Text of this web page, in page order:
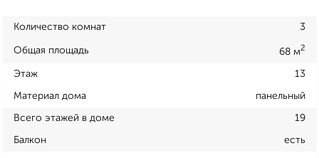
Количество комнат 3
Общая площадь 68 м2
Этаж 13
Материал дома панельный
Всего этажей в доме 19
Балкон есть